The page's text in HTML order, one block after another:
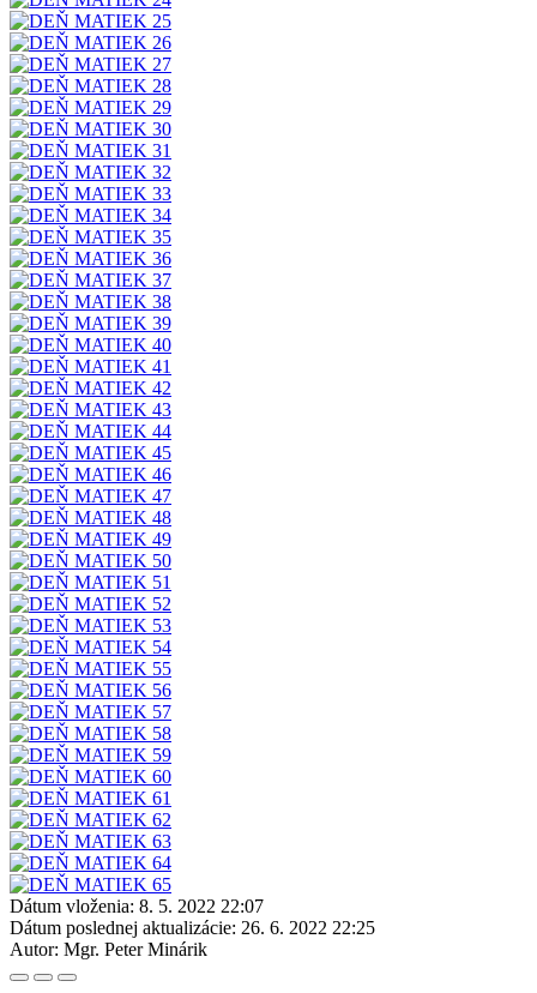
Dátum vloženia: 8. 5. 2022 22:07
Dátum poslednej aktualizácie: 26. 6. 2022 22:25
Autor: Mgr. Peter Minárik